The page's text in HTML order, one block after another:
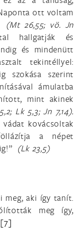
ott voltam
(Mt 26,55; vö. Jn
hallgatják és
és mindenütt
tekintéllyel:
szokása szerint
ámulatba
mint akinek
Lk 5,3; Jn 7,14).
vádat kovácsoltak
a népet
(Lk 23,5)
meg, aki így tanít.
meg így,
[7]